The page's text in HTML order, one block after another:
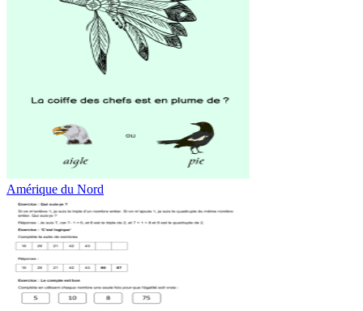
Amérique du Nord